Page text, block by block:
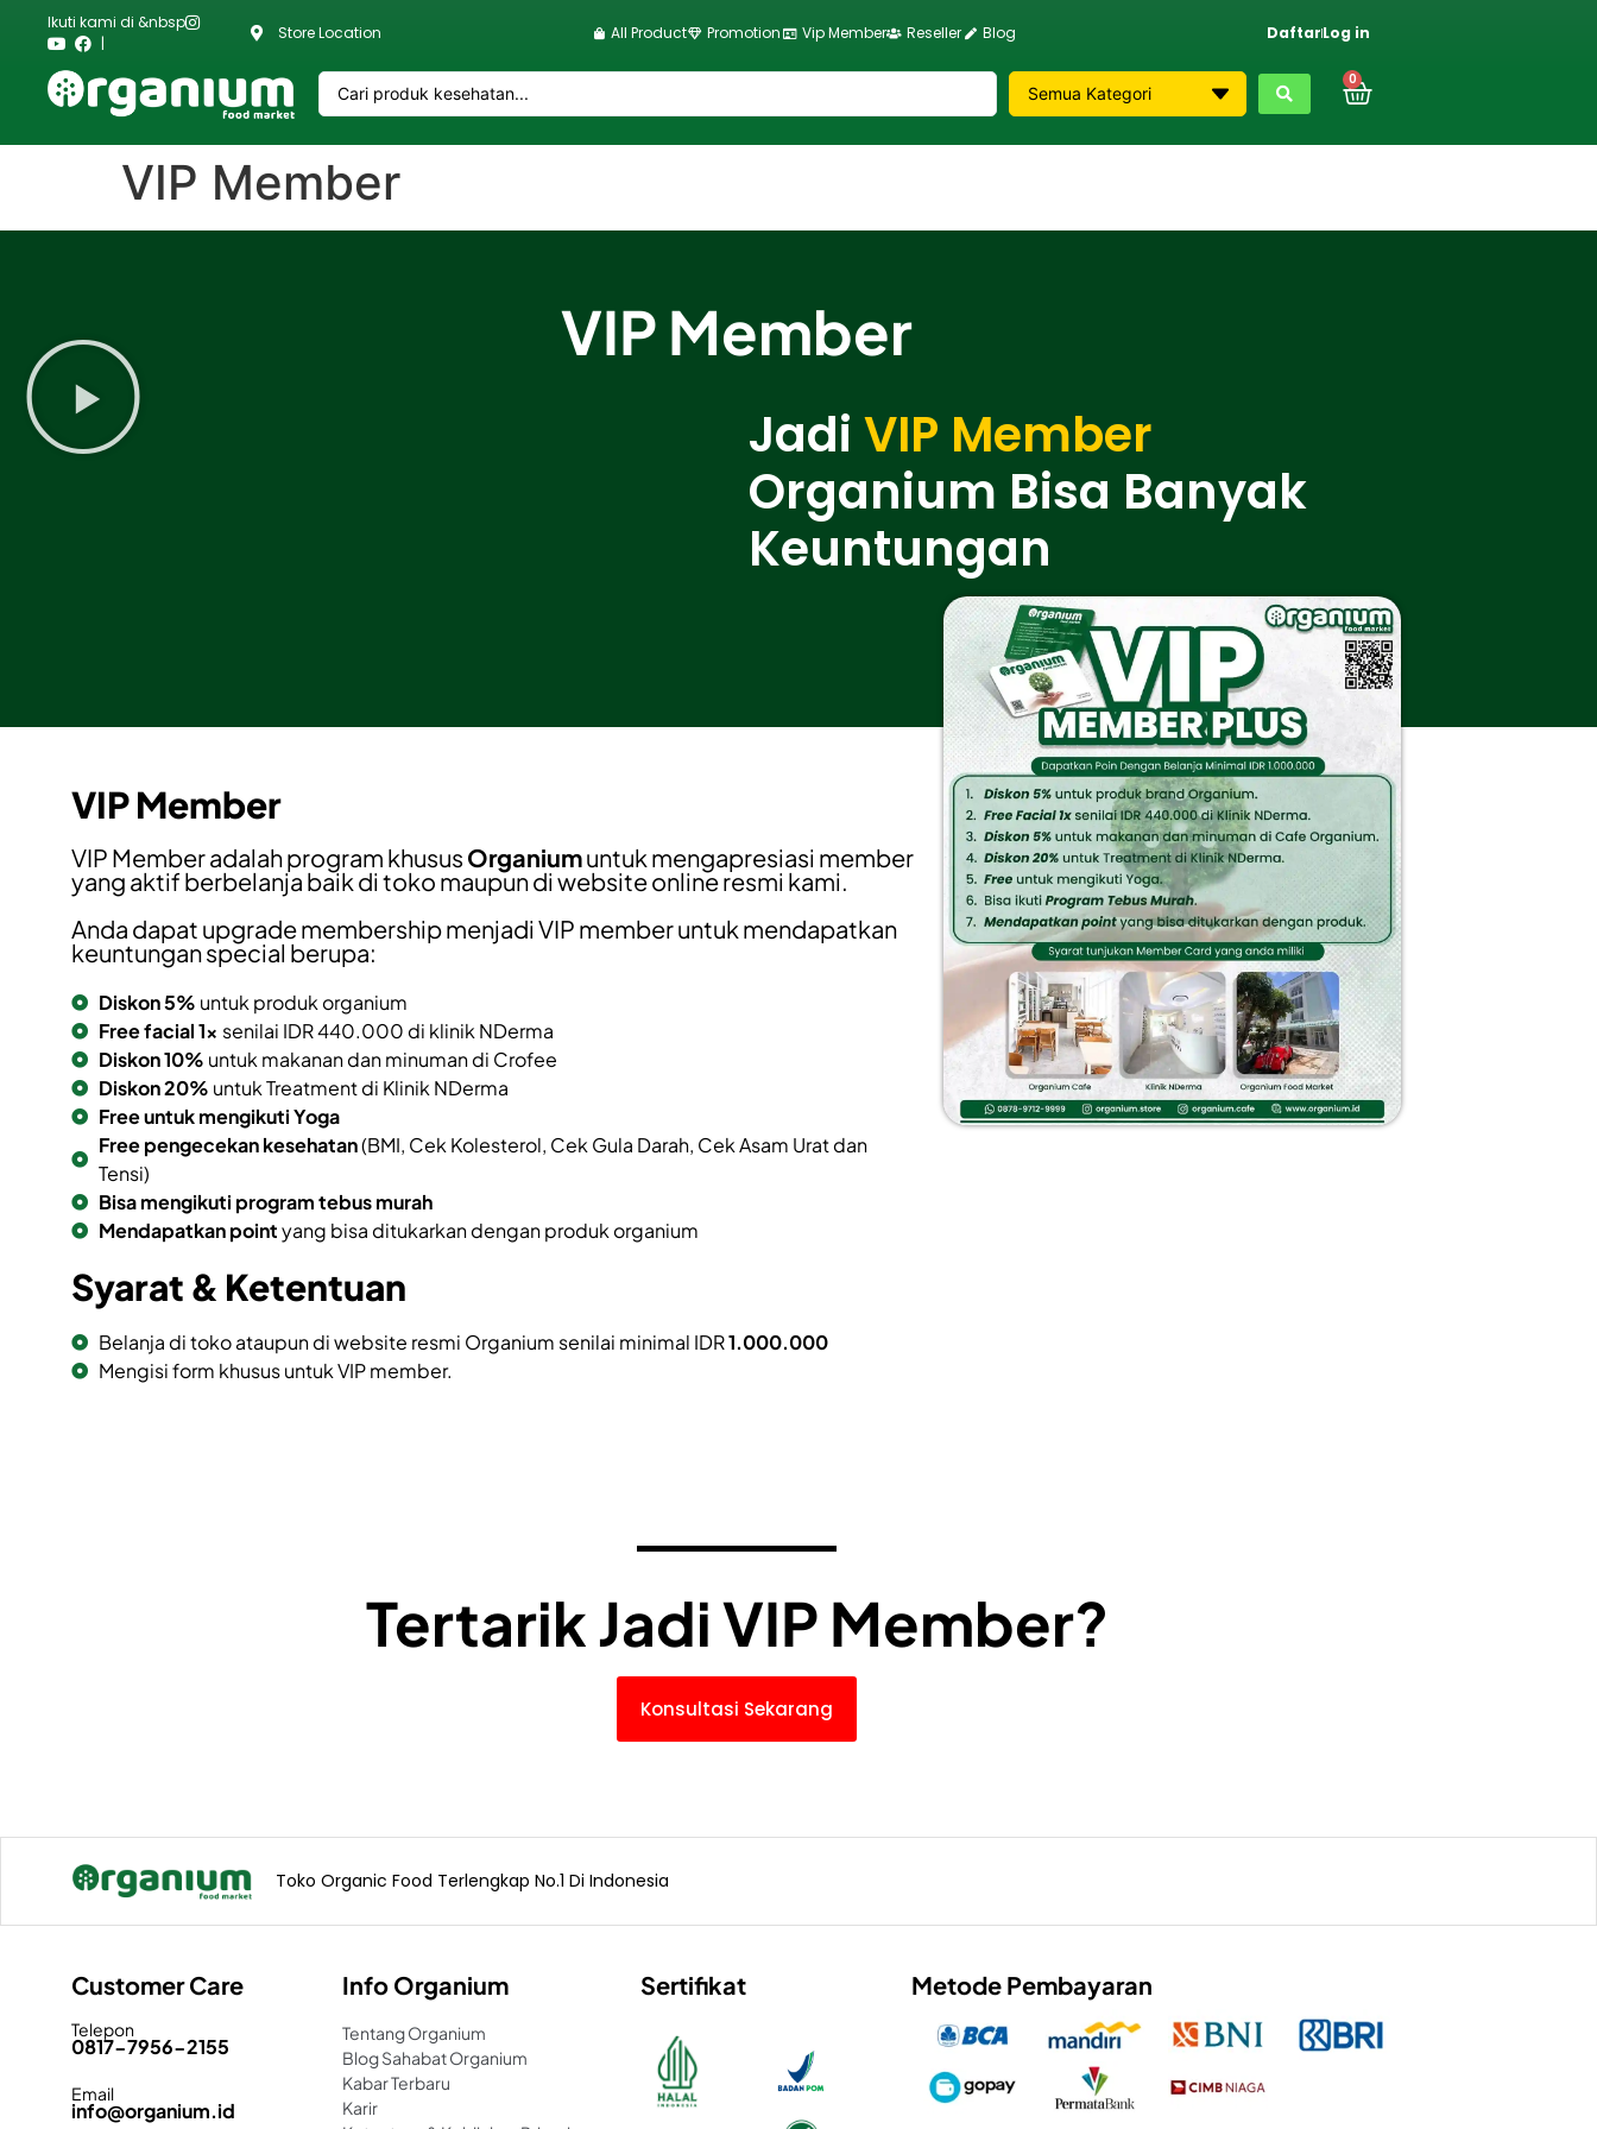
Ikuti kami di &nbsp
|
Store Location All Product Promotion Vip Member Reseller Blog DaftarLog in
0
VIP Member
VIP Member
Jadi VIP Member
Organium Bisa Banyak
Keuntungan
VIP Member
VIP Member adalah program khusus Organiumuntuk mengapresiasi member
yang aktif berbelanja baik di toko maupun di website online resmi kami.
Anda dapat upgrade membership menjadi VIP member untuk mendapatkan
keuntungan special berupa:
Diskon 5% untuk produk organium
Free facial 1x senilai IDR 440.000 di klinik NDerma
Diskon 10% untuk makanan dan minuman di Crofee
Diskon 20% untuk Treatment di Klinik NDerma
Freeuntuk mengikuti Yoga
Free pengecekan kesehatan(BMI, Cek Kolesterol, Cek Gula Darah, Cek Asam Urat dan
Tensi)
Bisa mengikuti program tebus murah
Mendapatkan pointyang bisa ditukarkan dengan produk organium
Syarat & Ketentuan
Belanja di toko ataupun di website resmi Organium senilai minimal IDR1.000.000
Mengisi form khusus untuk VIP member.
Tertarik Jadi VIP Member?
Konsultasi Sekarang
Toko Organic Food Terlengkap No.1 Di Indonesia
Customer Care
Telepon
0817-7956-2155
Email
info@organium.id
Info Organium
Tentang Organium
Blog Sahabat Organium
Kabar Terbaru
Karir
Sertifikat Metode Pembayaran